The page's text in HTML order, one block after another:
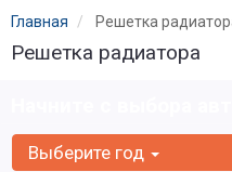
Главная Решетка
Решетка радиатора
Выберите год